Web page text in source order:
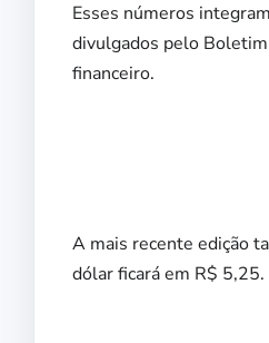
Esses números
divulgados pelo
financeiro.
A mais recente edição
dólar ficará em R$ 5,25.